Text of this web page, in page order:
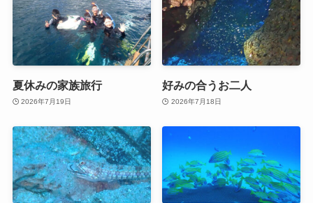
夏休みの家族旅行
2026年7月19日
好みの合うお二人
2026年7月18日